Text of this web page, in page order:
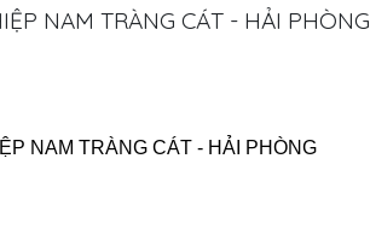
NAM TRÀNG CÁT - HẢI PHÒNG
NAM TRÀNG CÁT - HẢI PHÒNG